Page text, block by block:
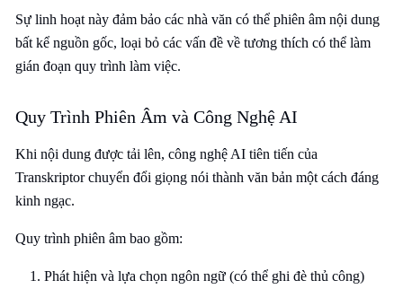
Sự linh hoạt này đảm bảo các nhà văn có thể phiên âm nội dung
bất kể nguồn gốc, loại bỏ các vấn đề về tương thích có thể làm
gián đoạn quy trình làm việc.
Quy Trình Phiên Âm và Công Nghệ AI
Khi nội dung được tải lên, công nghệ AI tiên tiến của
Transkriptor chuyển đổi giọng nói thành văn bản một cách đáng
kinh ngạc.
Quy trình phiên âm bao gồm:
Phát hiện và lựa chọn ngôn ngữ (có thể ghi đè thủ công)